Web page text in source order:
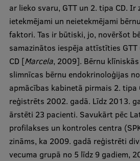
ar lieko svaru, GTT un 2. tipa CD. Ir
ietekmējami un neietekmējami
faktori. Tas ir būtiski, jo, novēršot
samazinātos iespēja attīstīties
CD [Marcela, 2009]. Bērnu
slimnīcas bērnu endokrinoloģijas
apmācības kabinetā pirmais 2. tipa
reģistrēts 2002. gadā. Līdz 2013.
ārstēti 23 pacienti. Savukārt pēc
profilakses un kontroles centra
zināms, ka 2009. gadā reģistrēti
vecuma grupā no 5 līdz 9 gadiem,